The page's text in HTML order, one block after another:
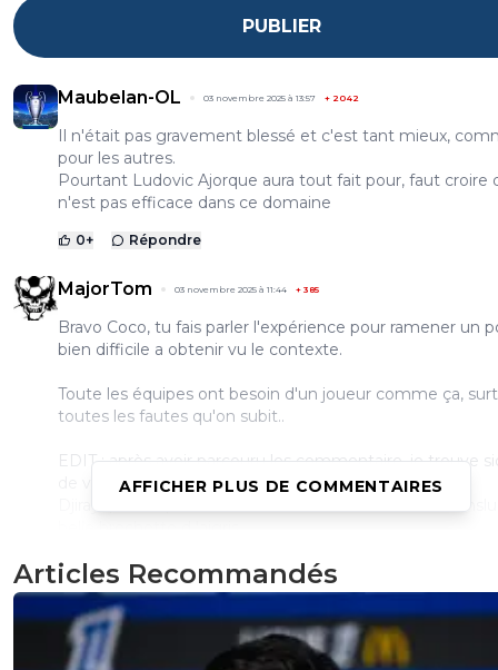
PUBLIER
Maubelan-OL 03 novembre 2025 à 13:57 + 2042
Il n'était pas gravement blessé et c'est tant mieux,
pour les autres.
Pourtant Ludovic Ajorque aura tout fait pour, faut croire
n'est pas efficace dans ce domaine
0+ Répondre
MajorTom 03 novembre 2025 à 11:44 + 385
Bravo Coco, tu fais parler l'expérience pour ramener un
bien difficile a obtenir vu le contexte.
Toute les équipes ont besoin d'un joueur comme ça,
toutes les fautes qu'on subit..
EDIT : après avoir parcouru les commentaire, je trouve
de voir toujours les guignols venir vomir leur caca.
3+ Répondre
dijaya 03 novembre 2025 à 12:54 +2157
a ton service ! et avec plaisir
AFFICHER PLUS DE COMMENTAIRES
Articles Recommandés